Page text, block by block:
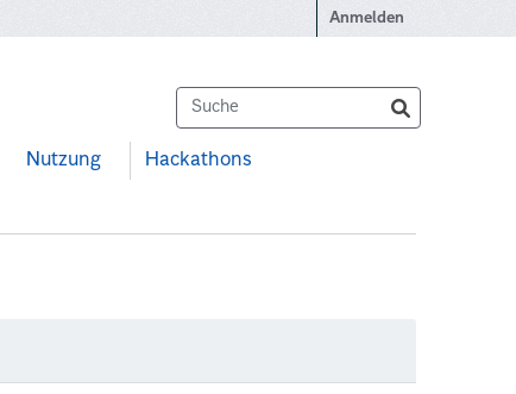
Anmelden
Nutzung Hackathons